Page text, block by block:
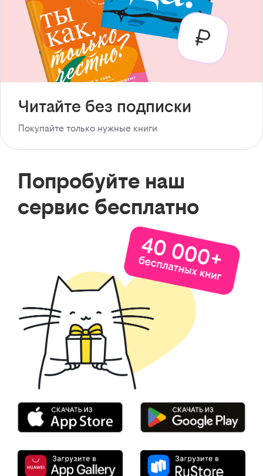
Читайте без подписки
Покупайте только нужные книги
Попробуйте наш
сервис бесплатно